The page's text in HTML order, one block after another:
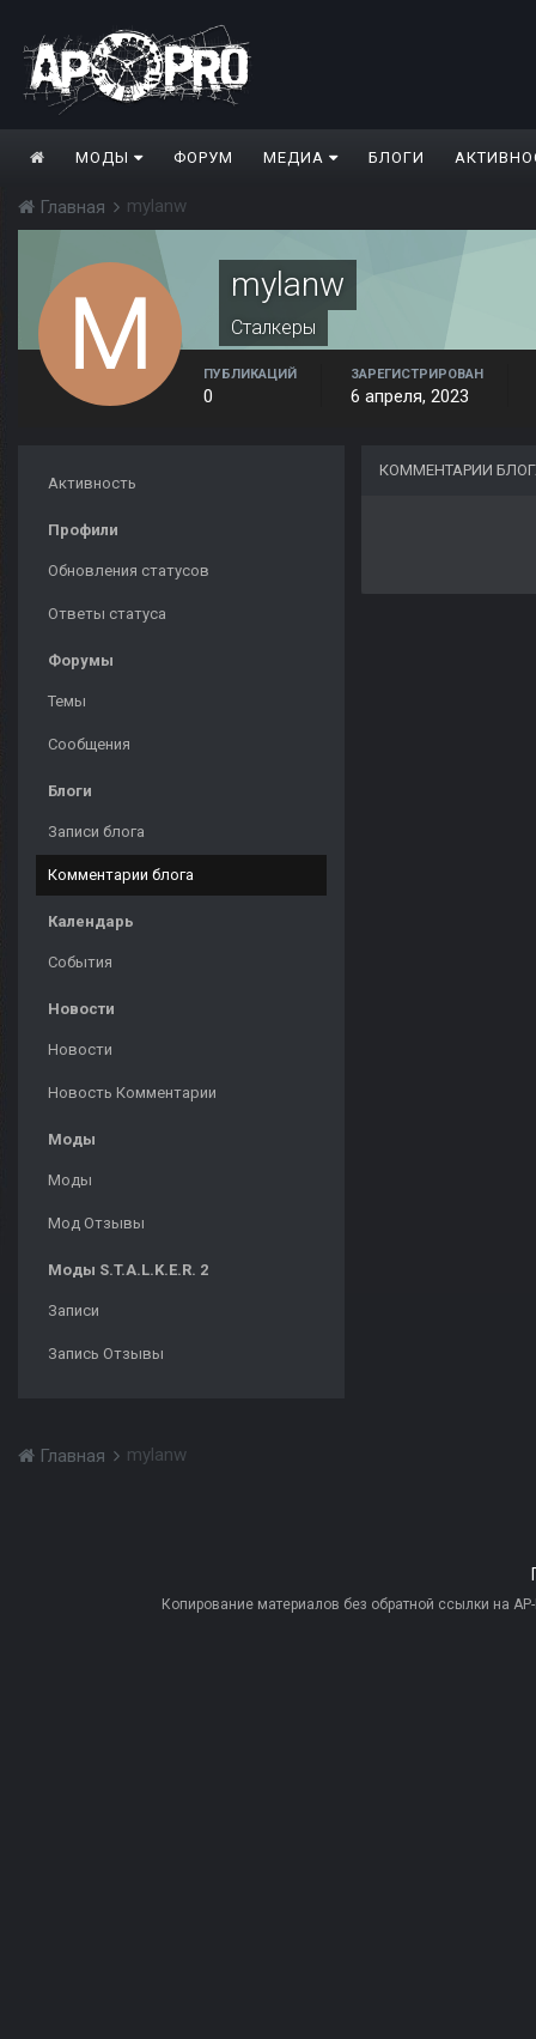
МОДЫ ФОРУМ МЕДИА БЛОГИ
Главная mylanw
mylanw
Сталкеры
ПУБЛИКАЦИЙ
0
ЗАРЕГИСТРИРОВАН
6 апреля, 2023
Активность
Профили
Обновления статусов
Ответы статуса
Форумы
Темы
Сообщения
Блоги
Записи блога
Комментарии блога
Календарь
События
Новости
Новости
Новость Комментарии
Моды
Моды
Мод Отзывы
Моды S.T.A.L.K.E.R. 2
Записи
Запись Отзывы
КОММЕНТАРИИ
Главная mylanw
Копирование материалов без обратной ссылки на